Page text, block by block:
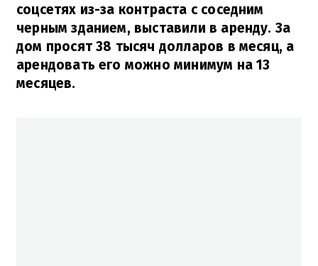
соцсетях из-за контраста с соседним
черным зданием, выставили в аренду. За
дом просят 38 тысяч долларов в месяц, а
арендовать его можно минимум на 13
месяцев.